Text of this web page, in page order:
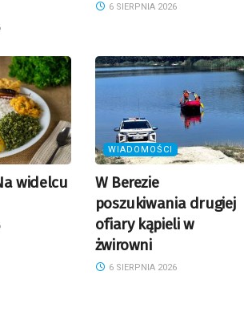
6 SIERPNIA 2026
widelcu
WIADOMOŚCI
W Berezie
poszukiwania drugiej
ofiary kąpieli w
żwirowni
6 SIERPNIA 2026